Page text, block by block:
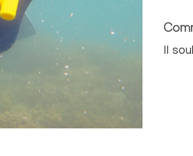
Il